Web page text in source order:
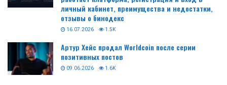
личный кабинет, преимущества и недостатки,
отзывы о бинодекс
16.07.2026 1.5K
Артур Хейс продал Worldcoin после серии
позитивных постов
09.06.2026 1.6K